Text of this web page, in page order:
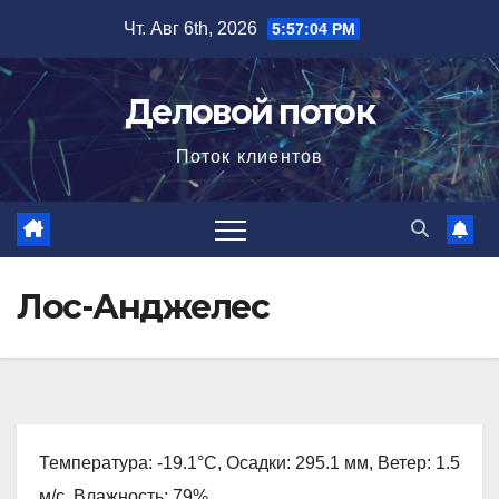
содержимому
Чт. Авг 6th, 2026 5:57:05 PM
Деловой поток
Поток клиентов
Лос-Анджелес
Температура: -19.1°C, Осадки: 295.1 мм, Ветер: 1.5